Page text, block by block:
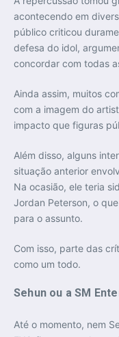
acontecendo em
público criticou
defesa do idol,
concordar com todas
Ainda assim, muitos
com a imagem do
impacto que figuras
Além disso, alguns
situação anterior
Na ocasião, ele teria
Jordan Peterson, o
para o assunto.
Com isso, parte das
como um todo.
Sehun ou a SM
Até o momento, nem